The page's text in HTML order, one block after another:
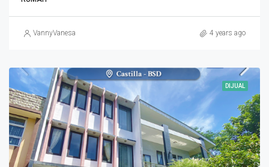
VannyVanesa 4 years ago
DIJUAL